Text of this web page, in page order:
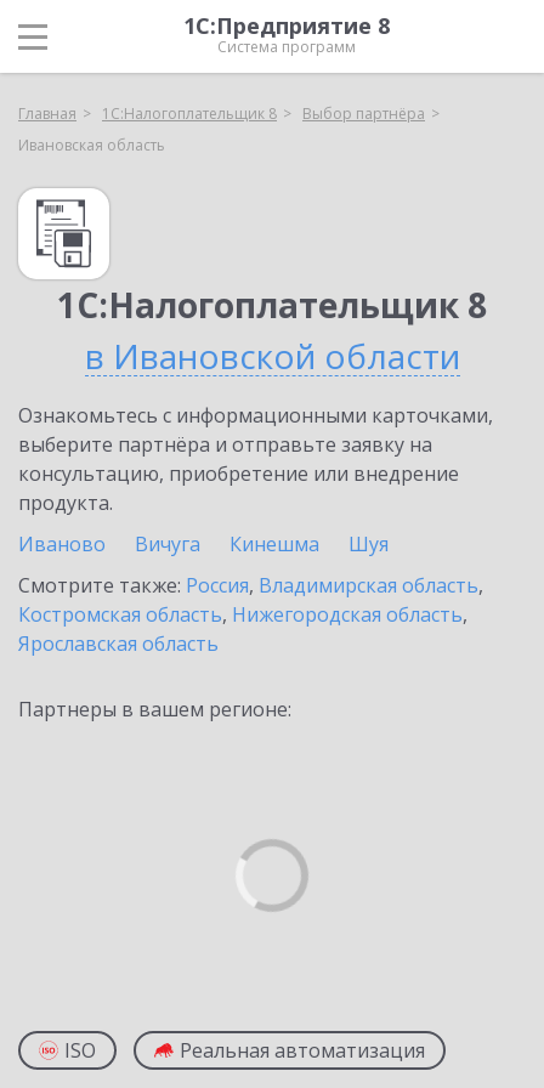
1С:Предприятие 8
Система программ
Главная 1С:Налогоплательщик 8
Выбор партнёра
Ивановская область
1С:Налогоплательщик 8
в Ивановской области
Ознакомьтесь с информационными карточками,
выберите партнёра и отправьте заявку на
консультацию, приобретение или внедрение
продукта.
Иваново
Вичуга Кинешма
Шуя
Смотрите также: Россия, Владимирская область,
Костромская область, Нижегородская область,
Ярославская область
Партнеры в вашем регионе:
ISO Реальная автоматизация